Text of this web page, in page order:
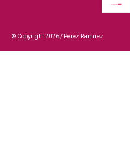
© Copyright 2026 / Perez Ramirez